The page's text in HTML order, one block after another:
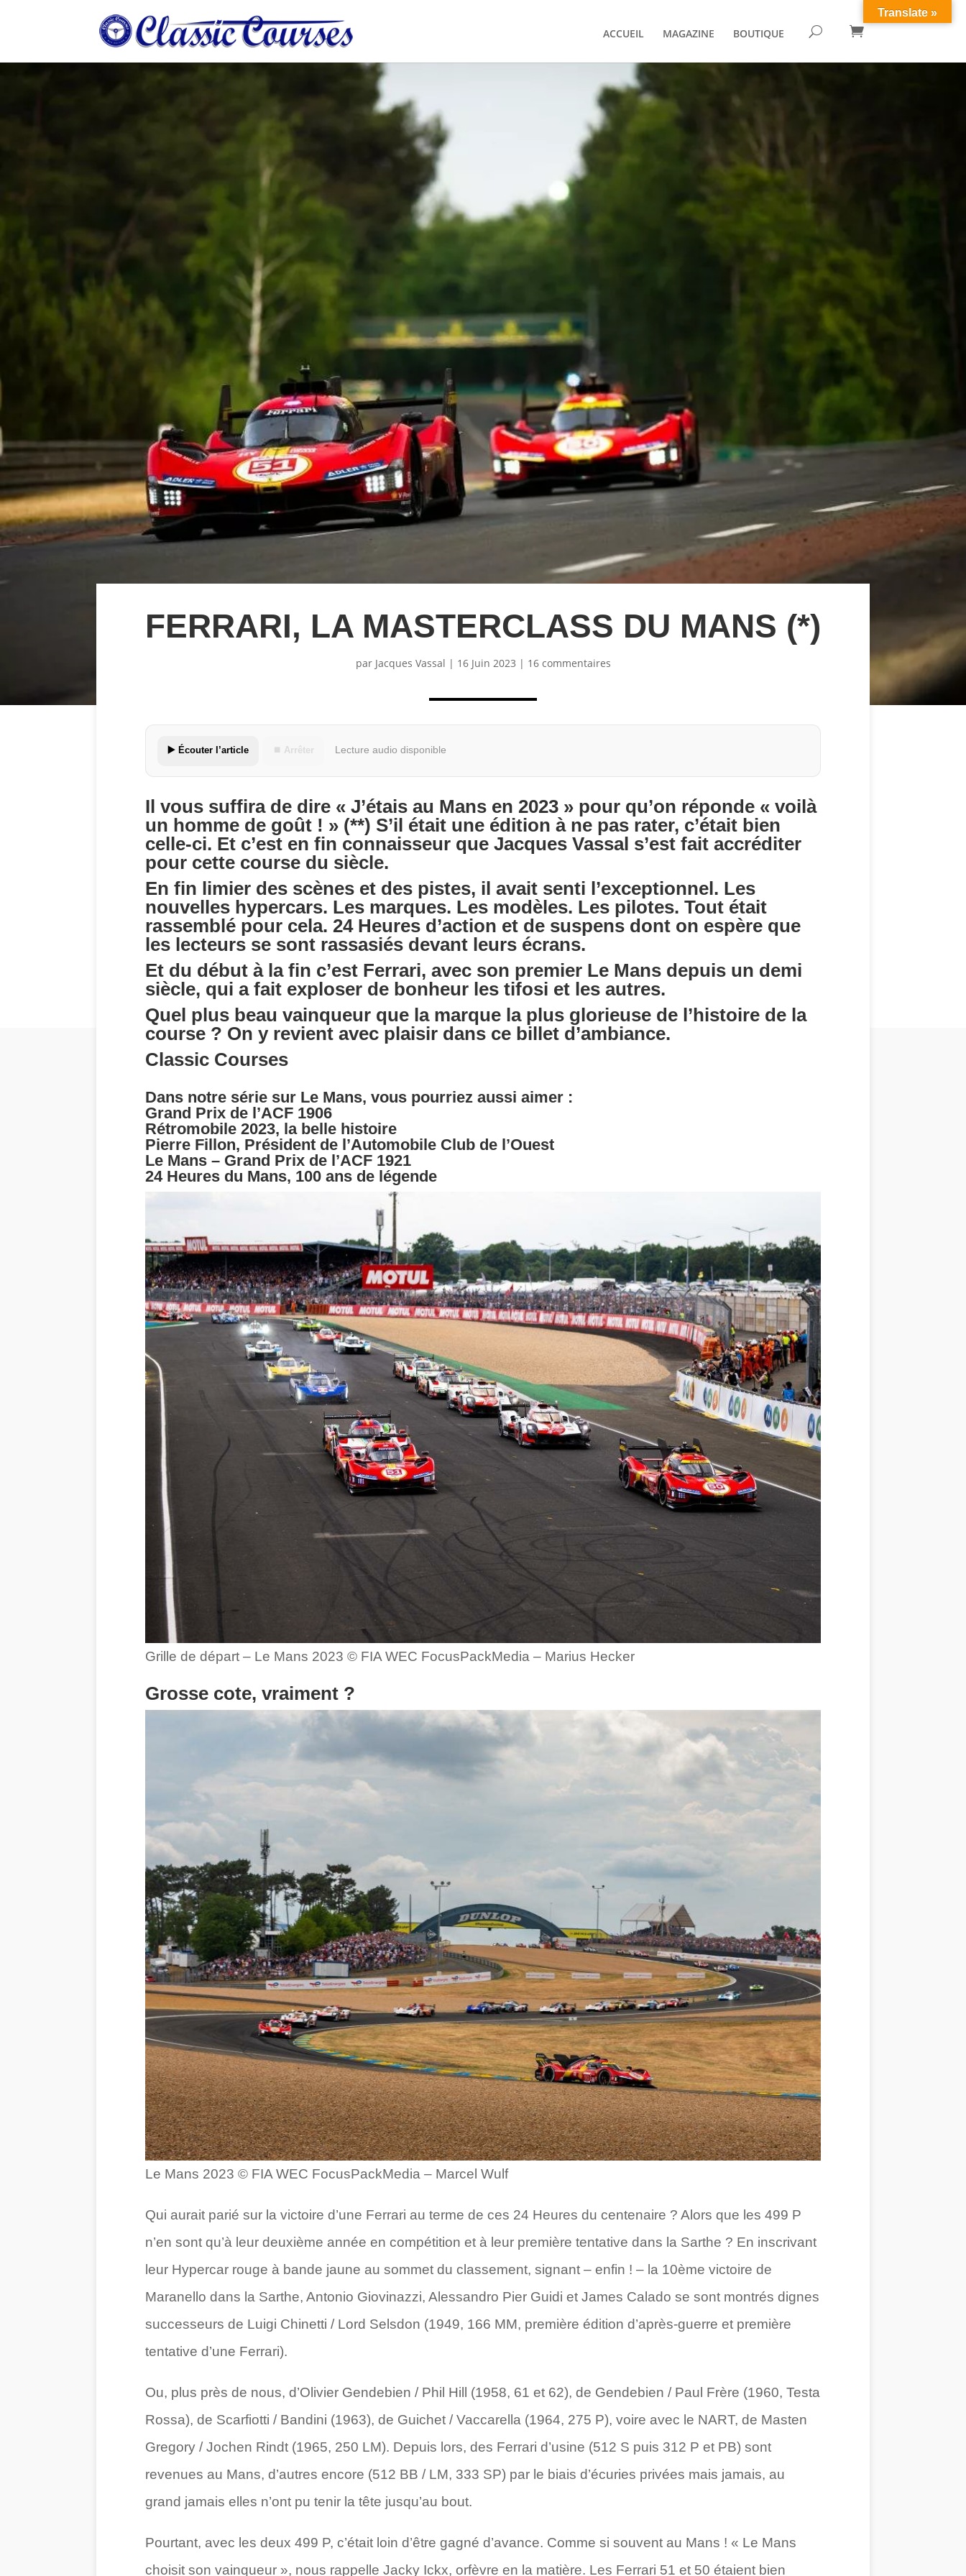
ACCUEIL MAGAZINE BOUTIQUE U 
FERRARI, LA MASTERCLASS DU MANS (*)
par Jacques Vassal | 16 Juin 2023 | 16 commentaires
▶️ Écouter l’article ⏹ Arrêter Lecture audio disponible
Il vous suffira de dire « J’étais au Mans en 2023 » pour qu’on réponde « voilà
un homme de goût ! » (**) S’il était une édition à ne pas rater, c’était bien
celle-ci. Et c’est en fin connaisseur que Jacques Vassal s’est fait accréditer
pour cette course du siècle.
En fin limier des scènes et des pistes, il avait senti l’exceptionnel. Les
nouvelles hypercars. Les marques. Les modèles. Les pilotes. Tout était
rassemblé pour cela. 24 Heures d’action et de suspens dont on espère que
les lecteurs se sont rassasiés devant leurs écrans.
Et du début à la fin c’est Ferrari, avec son premier Le Mans depuis un demi
siècle, qui a fait exploser de bonheur les tifosi et les autres.
Quel plus beau vainqueur que la marque la plus glorieuse de l’histoire de la
course ? On y revient avec plaisir dans ce billet d’ambiance.
Classic Courses
Dans notre série sur Le Mans, vous pourriez aussi aimer :
Grand Prix de l’ACF 1906
Rétromobile 2023, la belle histoire
Pierre Fillon, Président de l’Automobile Club de l’Ouest
Le Mans – Grand Prix de l’ACF 1921
24 Heures du Mans, 100 ans de légende
Grille de départ – Le Mans 2023 © FIA WEC FocusPackMedia – Marius Hecker
Grosse cote, vraiment ?
Le Mans 2023 © FIA WEC FocusPackMedia – Marcel Wulf
Qui aurait parié sur la victoire d’une Ferrari au terme de ces 24 Heures du centenaire ? Alors que les 499 P
n’en sont qu’à leur deuxième année en compétition et à leur première tentative dans la Sarthe ? En inscrivant
leur Hypercar rouge à bande jaune au sommet du classement, signant – enfin ! – la 10ème victoire de
Maranello dans la Sarthe, Antonio Giovinazzi, Alessandro Pier Guidi et James Calado se sont montrés dignes
successeurs de Luigi Chinetti / Lord Selsdon (1949, 166 MM, première édition d’après-guerre et première
tentative d’une Ferrari).
Ou, plus près de nous, d’Olivier Gendebien / Phil Hill (1958, 61 et 62), de Gendebien / Paul Frère (1960, Testa
Rossa), de Scarfiotti / Bandini (1963), de Guichet / Vaccarella (1964, 275 P), voire avec le NART, de Masten
Gregory / Jochen Rindt (1965, 250 LM). Depuis lors, des Ferrari d’usine (512 S puis 312 P et PB) sont
revenues au Mans, d’autres encore (512 BB / LM, 333 SP) par le biais d’écuries privées mais jamais, au
grand jamais elles n’ont pu tenir la tête jusqu’au bout.
Pourtant, avec les deux 499 P, c’était loin d’être gagné d’avance. Comme si souvent au Mans ! « Le Mans
choisit son vainqueur », nous rappelle Jacky Ickx, orfèvre en la matière. Les Ferrari 51 et 50 étaient bien
Translate »